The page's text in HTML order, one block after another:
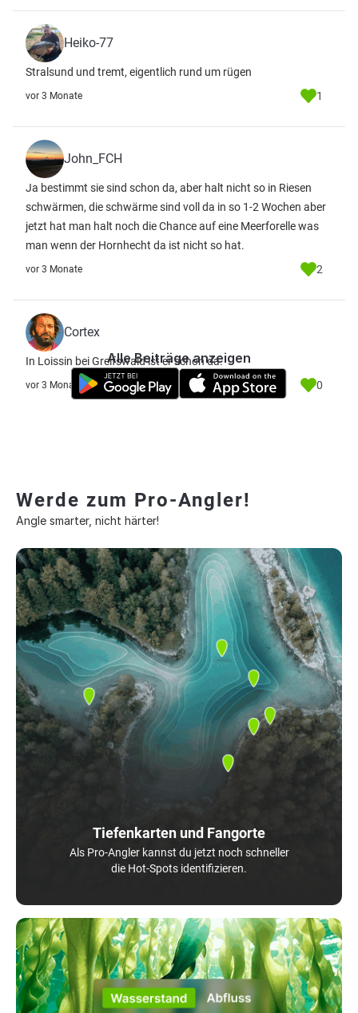
Heiko-77
Stralsund und tremt, eigentlich rund um rügen
vor 3 Monate 1
John_FCH
Ja bestimmt sie sind schon da, aber halt nicht so in Riesen
schwärmen, die schwärme sind voll da in so 1-2 Wochen aber
jetzt hat man halt noch die Chance auf eine Meerforelle was
man wenn der Hornhecht da ist nicht so hat.
vor 3 Monate 2
Cortex
In Loissin bei Greifswald ist er schon da.
vor 3 Monate 0
Alle Beiträge anzeigen
Werde zum Pro-Angler!
Angle smarter, nicht härter!
Tiefenkarten und Fangorte
Als Pro-Angler kannst du jetzt noch schneller
die Hot-Spots identifizieren.